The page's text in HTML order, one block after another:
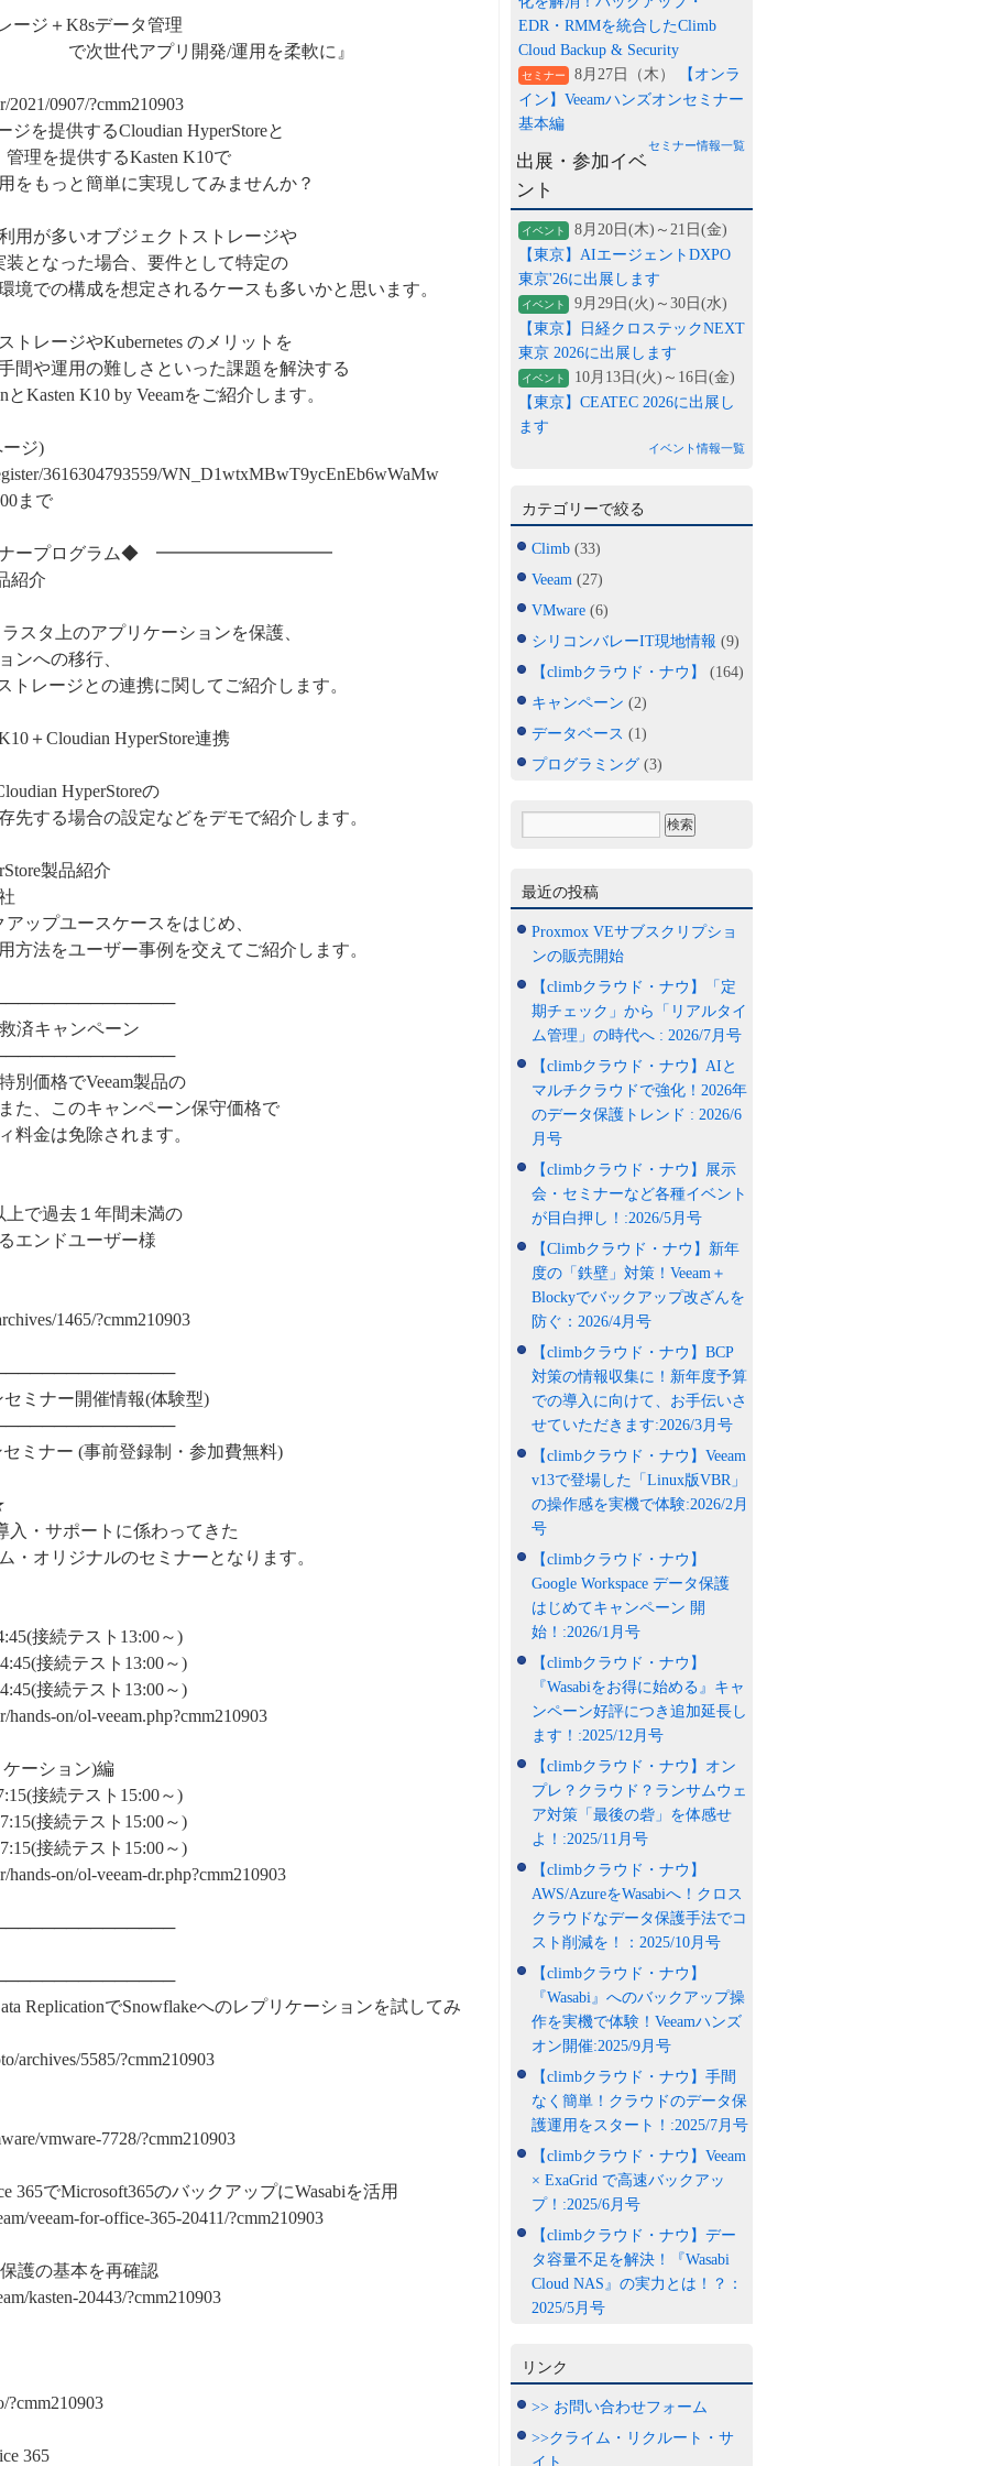
ージ＋K8sデータ管理
発/運用を柔軟に』
2021/0907/?cmm210903
を提供するCloudian HyperStoreと
理を提供するKasten K10で
をもっと簡単に実現してみませんか？
用が多いオブジェクトストレージや
装となった場合、要件として特定の
境での構成を想定されるケースも多いかと思います。
トレージやKubernetes のメリットを
間や運用の難しさといった課題を解決する
Kasten K10 by Veeamをご紹介します。
ジ)
3616304793559/WN_D1wtxMBwT9ycEnEb6wWaMw
まで
プログラム◆ ━━━━━━━━━━
紹介
スタ上のアプリケーションを保護、
への移行、
レージとの連携に関してご紹介します。
＋Cloudian HyperStore連携
HyperStoreの
する場合の設定などをデモで紹介します。
製品紹介
ップユースケースをはじめ、
法をユーザー事例を交えてご紹介します。
済キャンペーン
別価格でVeeam製品の
た、このキャンペーン保守価格で
料金は免除されます。
で過去１年間未満の
ンドユーザー様
1465/?cmm210903
ミナー開催情報(体験型)
ミナー (事前登録制・参加費無料)
入・サポートに係わってきた
・オリジナルのセミナーとなります。
接続テスト13:00～)
接続テスト13:00～)
接続テスト13:00～)
on/ol-veeam.php?cmm210903
ーション)編
接続テスト15:00～)
接続テスト15:00～)
接続テスト15:00～)
on/ol-veeam-dr.php?cmm210903
ReplicationでSnowflakeへのレプリケーションを試してみ
archives/5585/?cmm210903
vmware-7728/?cmm210903
365でMicrosoft365のバックアップにWasabiを活用
veeam-for-office-365-20411/?cmm210903
護の基本を再確認
kasten-20443/?cmm210903
?cmm210903
365
EDR・RMMを統合したClimb
Cloud Backup & Security
セミナー 8月27日（木）
【オンラ
イン】Veeamハンズオンセミナー
基本編
セミナー情報一覧
出展・参加イベ
ント
イベント
8月20日(木)～21日(金)
【東京】AIエージェントDXPO
東京'26に出展します
イベント
9月29日(火)～30日(水)
【東京】日経クロステックNEXT
東京 2026に出展します
イベント
10月13日(火)～16日(金)
【東京】CEATEC 2026に出展し
ます
イベント情報一覧
カテゴリーで絞る
Climb (33)
Veeam (27)
VMware (6)
シリコンバレーIT現地情報 (9)
【climbクラウド・ナウ】
(164)
キャンペーン (2)
データベース (1)
プログラミング (3)
最近の投稿
Proxmox VEサブスクリプショ
ンの販売開始
【climbクラウド・ナウ】「定
期チェック」から「リアルタイ
ム管理」の時代へ : 2026/7月号
【climbクラウド・ナウ】AIと
マルチクラウドで強化！2026年
のデータ保護トレンド : 2026/6
月号
【climbクラウド・ナウ】展示
会・セミナーなど各種イベント
が目白押し！:2026/5月号
【Climbクラウド・ナウ】新年
度の「鉄壁」対策！Veeam＋
Blockyでバックアップ改ざんを
防ぐ：2026/4月号
【climbクラウド・ナウ】BCP
対策の情報収集に！新年度予算
での導入に向けて、お手伝いさ
せていただきます:2026/3月号
【climbクラウド・ナウ】Veeam
v13で登場した「Linux版VBR」
の操作感を実機で体験:2026/2月
号
【climbクラウド・ナウ】
Google Workspace データ保護
はじめてキャンペーン 開
始！:2026/1月号
【climbクラウド・ナウ】
『Wasabiをお得に始める』キャ
ンペーン好評につき追加延長し
ます！:2025/12月号
【climbクラウド・ナウ】オン
プレ？クラウド？ランサムウェ
ア対策「最後の砦」を体感せ
よ！:2025/11月号
【climbクラウド・ナウ】
AWS/AzureをWasabiへ！クロス
クラウドなデータ保護手法でコ
スト削減を！：2025/10月号
【climbクラウド・ナウ】
『Wasabi』へのバックアップ操
作を実機で体験！Veeamハンズ
オン開催:2025/9月号
【climbクラウド・ナウ】手間
なく簡単！クラウドのデータ保
護運用をスタート！:2025/7月号
【climbクラウド・ナウ】Veeam
× ExaGrid で高速バックアッ
プ！:2025/6月号
【climbクラウド・ナウ】デー
タ容量不足を解決！『Wasabi
Cloud NAS』の実力とは！？：
2025/5月号
リンク
>> お問い合わせフォーム
>>クライム・リクルート・サ
イト